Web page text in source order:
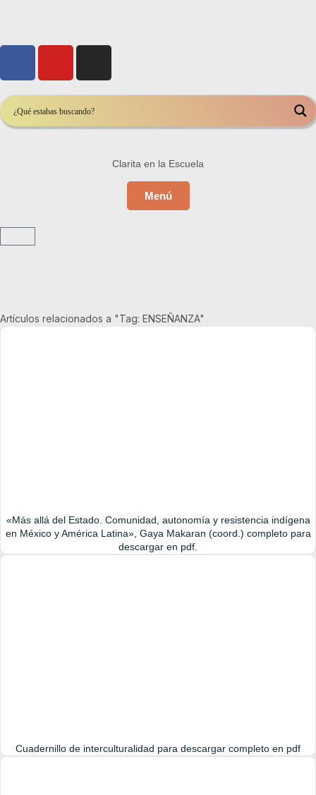
Clarita en la Escuela
Menú
Artículos relacionados a "Tag: ENSEÑANZA"
«Más allá del Estado. Comunidad, autonomía y resistencia indígena
en México y América Latina», Gaya Makaran (coord.) completo para
descargar en pdf.
Cuadernillo de interculturalidad para descargar completo en pdf